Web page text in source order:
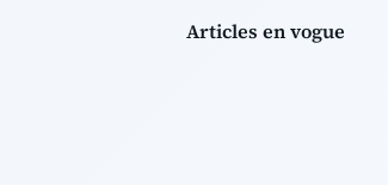
Articles en vogue